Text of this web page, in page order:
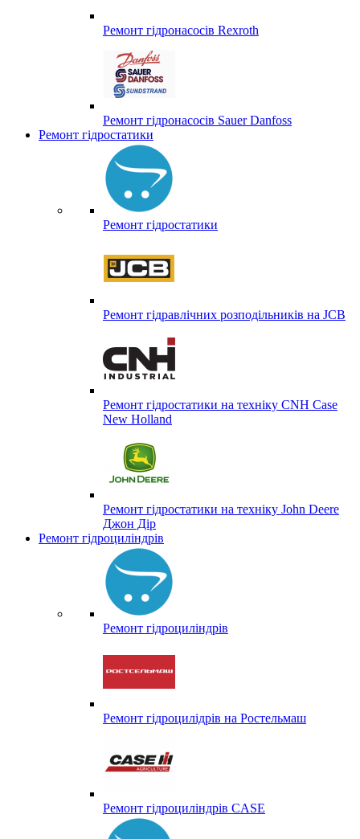
Ремонт гідронасосів Rexroth
Ремонт гідронасосів Sauer Danfoss
Ремонт гідростатики
Ремонт гідростатики
Ремонт гідравлічних розподільників на JCB
Ремонт гідростатики на техніку CNH Case
New Holland
Ремонт гідростатики на техніку John Deere
Джон Дір
Ремонт гідроциліндрів
Ремонт гідроциліндрів
Ремонт гідроцилідрів на Ростельмаш
Ремонт гідроциліндрів CASE